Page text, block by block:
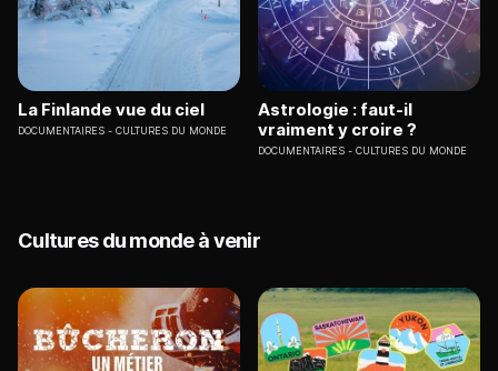
La Finlande vue du ciel
DOCUMENTAIRES CULTURES DU MONDE
Astrologie : faut-il
vraiment y croire ?
DOCUMENTAIRES CULTURES DU MONDE
Cultures du monde à venir